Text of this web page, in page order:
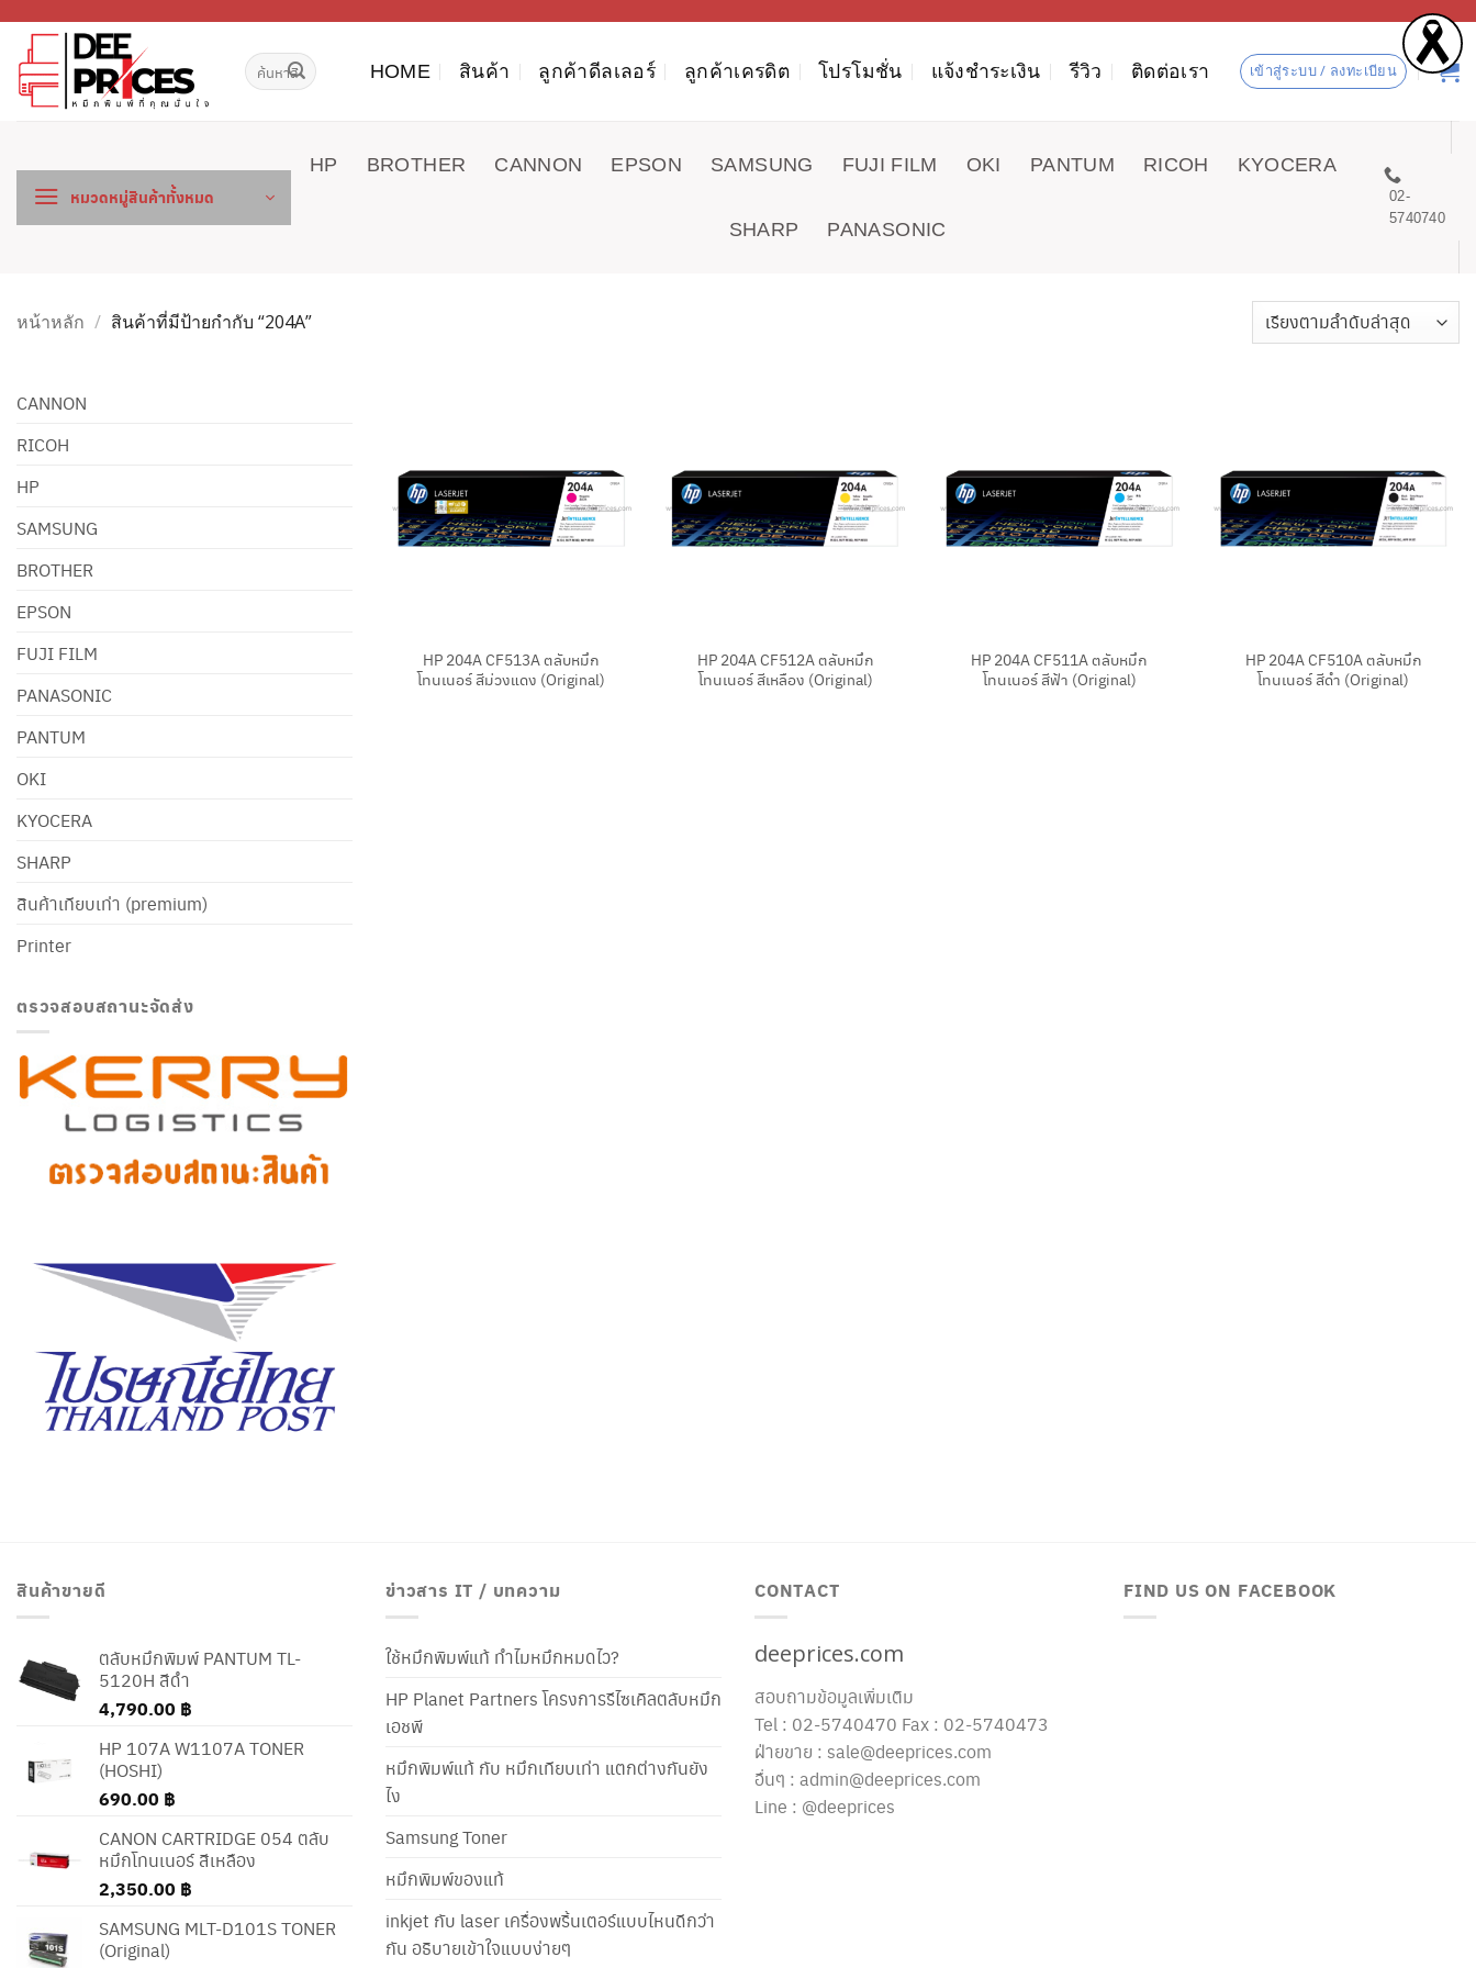
เนื้อหา
ค้นหา: HOME สินค้า ลูกค้าดีลเลอร์ ลูกค้าเครดิต โปรโมชั่น แจ้งชำระเงิน รีวิว ติดต่อเรา เข้าสู่ระบบ / ลงทะเบียน
หมวดหมู่สินค้าทั้งหมด
HP BROTHER CANNON EPSON SAMSUNG FUJI FILM OKI PANTUM RICOH KYOCERA
SHARP PANASONIC
02-
5740740
หน้าหลัก / สินค้าที่มีป้ายกำกับ “204A”
CANNON
RICOH
HP
SAMSUNG
BROTHER
EPSON
FUJI FILM
PANASONIC
PANTUM
OKI
KYOCERA
SHARP
สินค้าเทียบเท่า (premium)
Printer
ตรวจสอบสถานะจัดส่ง
HP 204A CF513A ตลับหมึก
โทนเนอร์ สีม่วงแดง (Original)
HP 204A CF512A ตลับหมึก
โทนเนอร์ สีเหลือง (Original)
HP 204A CF511A ตลับหมึก
โทนเนอร์ สีฟ้า (Original)
HP 204A CF510A ตลับหมึก
โทนเนอร์ สีดำ (Original)
สินค้าขายดี
ตลับหมึกพิมพ์ PANTUM TL-
5120H สีดำ
4,790.00 ฿
HP 107A W1107A TONER
(HOSHI)
690.00 ฿
CANON CARTRIDGE 054 ตลับ
หมึกโทนเนอร์ สีเหลือง
2,350.00 ฿
SAMSUNG MLT-D101S TONER
(Original)
ข่าวสาร IT / บทความ
ใช้หมึกพิมพ์แท้ ทำไมหมึกหมดไว?
HP Planet Partners โครงการรีไซเคิลตลับหมึก
เอชพี
หมึกพิมพ์แท้ กับ หมึกเทียบเท่า แตกต่างกันยัง
ไง
Samsung Toner
หมึกพิมพ์ของแท้
inkjet กับ laser เครื่องพริ้นเตอร์แบบไหนดีกว่า
กัน อธิบายเข้าใจแบบง่ายๆ
CONTACT
deeprices.com
สอบถามข้อมูลเพิ่มเติม
Tel : 02-5740470 Fax : 02-5740473
ฝ่ายขาย : sale@deeprices.com
อื่นๆ : admin@deeprices.com
Line : @deeprices
FIND US ON FACEBOOK